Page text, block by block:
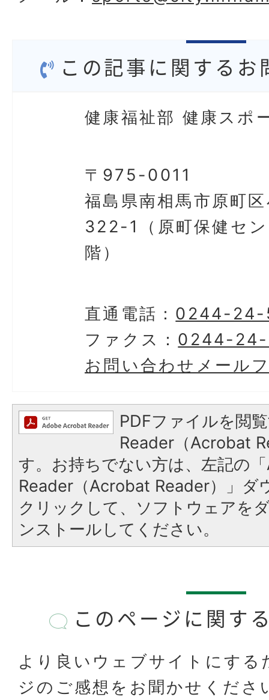
この記事に関するお
健康福祉部 健康スポ
〒975-0011
福島県南相馬市原町
322-1（原町保健セ
階）
直通電話： 0244-
ファクス： 0244-
お問い合わせメール
PDFファイルを閲
Reader（Acrobat
す。お持ちでない方は、左記の
Reader（Acrobat Reader）」ダ
クリックして、ソフトウェアを
ンストールしてください。
このページに関す
より良いウェブサイトにする
ジのご感想をお聞かせくださ